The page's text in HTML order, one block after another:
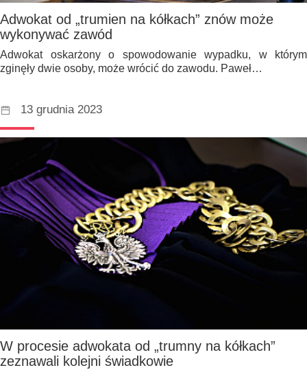
Adwokat od „trumien na kółkach” znów może
wykonywać zawód
Adwokat oskarżony o spowodowanie wypadku, w którym
zginęły dwie osoby, może wrócić do zawodu. Paweł…
13 grudnia 2023
W procesie adwokata od „trumny na kółkach”
zeznawali kolejni świadkowie